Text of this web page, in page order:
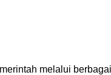
melalui